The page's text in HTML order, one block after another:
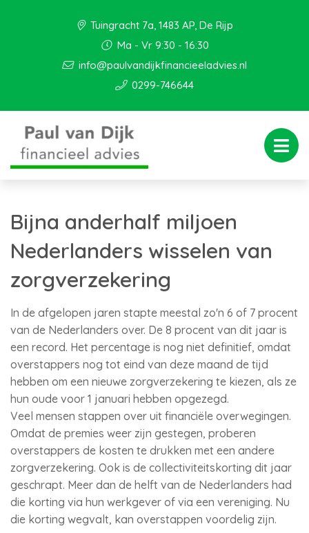
Tuingracht 7a, 1483 AP, De Rijp
Ma - Vr 9:30 - 16:30
info@paulvandijkfinancieeladvies.nl
0299-746644
Bijna anderhalf miljoen
Nederlanders wisselen van
zorgverzekering
In de afgelopen jaren stapte meestal zo'n 6 of 7 procent
van de Nederlanders over. De 8 procent van dit jaar is
een record. Het percentage is nog niet definitief, omdat
overstappers nog tot eind van deze maand de tijd
hebben om een nieuwe zorgverzekering te kiezen, als ze
hun oude voor 1 januari hebben opgezegd.
Veel mensen stappen over uit financiële overwegingen.
Omdat de premies weer zijn gestegen, proberen
overstappers de kosten te drukken met een andere
zorgverzekering. Ook is de collectiviteitskorting dit jaar
geschrapt. Meer dan de helft van de Nederlanders had
die korting via hun werkgever of via een vereniging. Nu
die korting wegvalt, kan overstappen voordelig zijn.